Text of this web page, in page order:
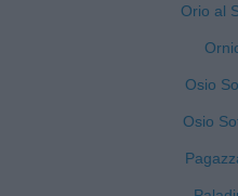
Orio al
Osio
Osio